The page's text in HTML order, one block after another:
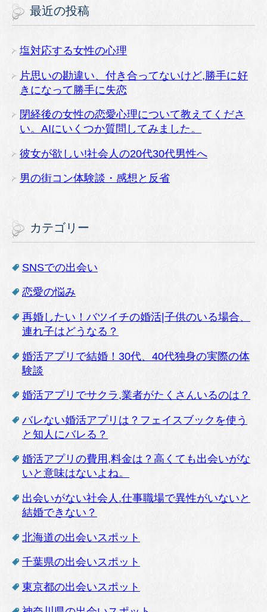
最近の投稿
塩対応する女性の心理
片思いの勘違い、付き合ってないけど,勝手に好
きになって勝手に失恋
閉経後の女性の恋愛心理について教えてくださ
い。AIにいくつか質問してみました。
彼女が欲しい!社会人の20代30代男性へ
男の街コン体験談・感想と反省
カテゴリー
SNSでの出会い
恋愛の悩み
再婚したい！バツイチの婚活|子供のいる場合、
連れ子はどうなる？
婚活アプリで結婚！30代、40代独身の実際の体
験談
婚活アプリでサクラ,業者がたくさんいるのは？
バレない婚活アプリは？フェイスブックを使う
と知人にバレる？
婚活アプリの費用,料金は？高くても出会いがな
いと意味はないよね。
出会いがない社会人.仕事職場で異性がいないと
結婚できない？
北海道の出会いスポット
千葉県の出会いスポット
東京都の出会いスポット